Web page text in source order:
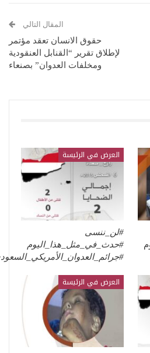
المقال التالي
حقوق الانسان تعقد مؤتمر
لإطلاق تقرير “القنابل العنقودية
ومخلفات العدوان” بصنعاء
العرض في الرئيسة
#لن_ننسى
#حدث_في_مثل_هذا_اليوم
العرض في الرئيسة